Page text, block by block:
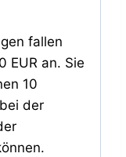
fallen
EUR an. Sie
10
der